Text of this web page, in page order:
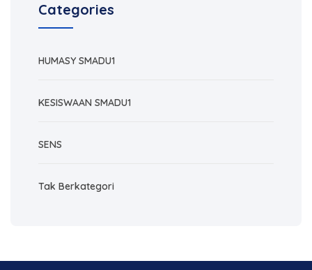
Categories
HUMASY SMADU1
KESISWAAN SMADU1
SENS
Tak Berkategori